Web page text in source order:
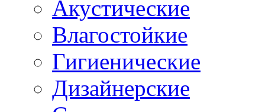
Акустические
Влагостойкие
Гигиенические
Дизайнерские